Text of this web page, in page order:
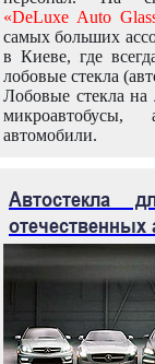
«DeLuxe Auto
самых больших
в Киеве, где
лобовые стекла
Лобовые стекла на
микроавтобусы,
автомобили.
Автостекла
отечественных